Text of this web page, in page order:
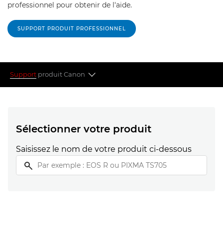
professionnel pour obtenir de l'aide.
SUPPORT PRODUIT PROFESSIONNEL
Support produit Canon
Sujets populaires
Vous recherchez autre chose ?
Sélectionner votre produit
Saisissez le nom de votre produit ci-dessous